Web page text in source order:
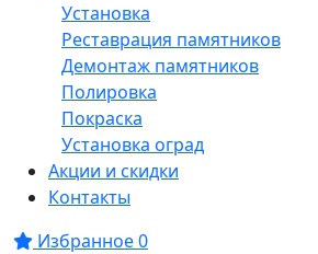
Установка
Реставрация памятников
Демонтаж памятников
Полировка
Покраска
Установка оград
Акции и скидки
Контакты
Избранное0